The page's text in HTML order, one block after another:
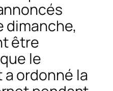
dimanche,
être
le
ordonné la